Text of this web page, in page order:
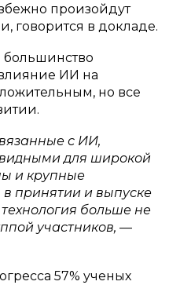
произойдут
говорится в докладе.
ИИ на
но все
с ИИ,
для широкой
и крупные
принятии и выпуске
больше не
участников,—
57% ученых